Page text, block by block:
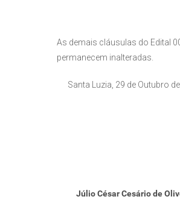
As demais cláusulas do Edital
permanecem inalteradas.
Santa Luzia, 29 de Outubro de
Júlio César Cesário de